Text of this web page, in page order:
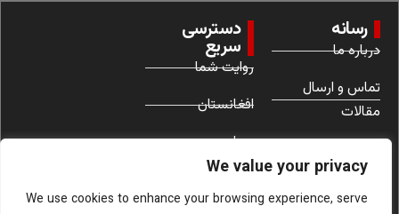
We value your privacy
We use cookies to enhance your browsing experience, serve
رسانه
درباره ما
تماس و ارسال
مقالات
دسترسی
سریع
روایت شما
افغانستان
جهان